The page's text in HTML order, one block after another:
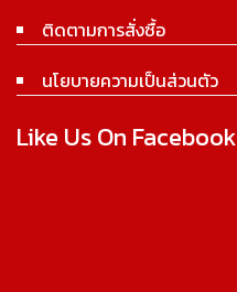
ติดตามการสั่งซื้อ
นโยบายความเป็นส่วนตัว
Like Us On Facebook